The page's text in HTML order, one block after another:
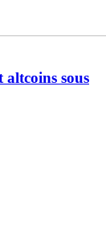
altcoins sous